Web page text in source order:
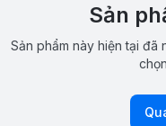
Sản
Sản phẩm này hiện tại đã